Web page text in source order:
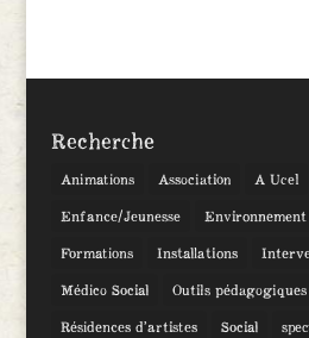
Recherche
Animations Association A Ucel
Enfance/Jeunesse
Environnement
Formations
Installations
Médico Social
Outils pédagogiques
Résidences d’artistes
Social